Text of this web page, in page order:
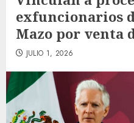
exfuncionarios
Mazo por venta
JULIO 1, 2026